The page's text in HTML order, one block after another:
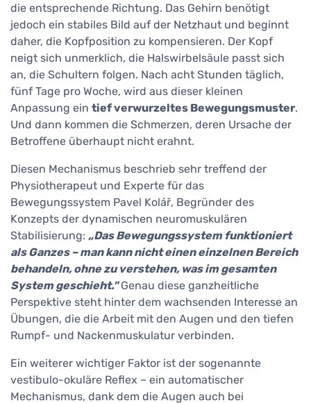
die entsprechende Richtung. Das Gehirn benötigt
jedoch ein stabiles Bild auf der Netzhaut und beginnt
daher, die Kopfposition zu kompensieren. Der Kopf
neigt sich unmerklich, die Halswirbelsäule passt sich
an, die Schultern folgen. Nach acht Stunden täglich,
fünf Tage pro Woche, wird aus dieser kleinen
Anpassung ein tief verwurzeltes Bewegungsmuster.
Und dann kommen die Schmerzen, deren Ursache der
Betroffene überhaupt nicht erahnt.
Diesen Mechanismus beschrieb sehr treffend der
Physiotherapeut und Experte für das
Bewegungssystem Pavel Kolář, Begründer des
Konzepts der dynamischen neuromuskulären
Stabilisierung: „Das Bewegungssystem funktioniert
als Ganzes – man kann nicht einen einzelnen Bereich
behandeln, ohne zu verstehen, was im gesamten
System geschieht."Genau diese ganzheitliche
Perspektive steht hinter dem wachsenden Interesse an
Übungen, die die Arbeit mit den Augen und den tiefen
Rumpf- und Nackenmuskulatur verbinden.
Ein weiterer wichtiger Faktor ist der sogenannte
vestibulo-okuläre Reflex – ein automatischer
Mechanismus, dank dem die Augen auch bei